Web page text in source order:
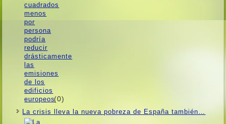
(0)
La crisis lleva la nueva pobreza de España también…